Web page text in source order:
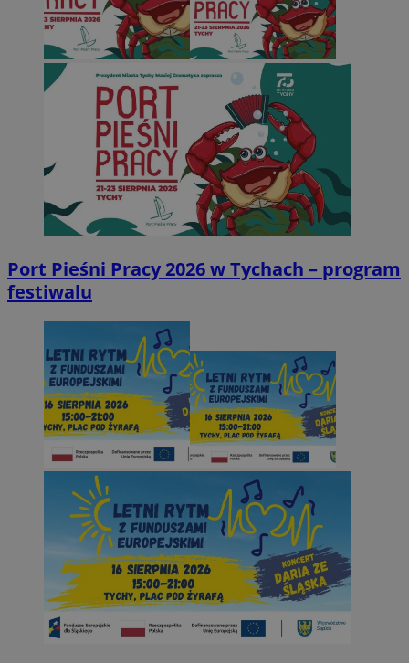
Port Pieśni Pracy 2026 w Tychach – program
festiwalu